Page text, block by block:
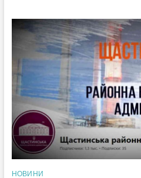
Гайдай
продовжує
стрімко
втрачати
читачцьку
аудіторію
НОВИНИ